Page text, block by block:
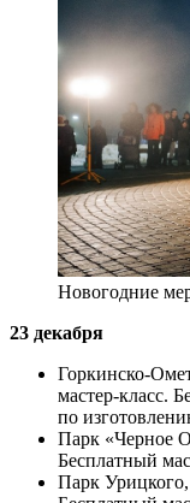
Новогодние
23 декабря
Горкинско-
мастер-класс.
по
Парк «Черное
Бесплатный
Парк